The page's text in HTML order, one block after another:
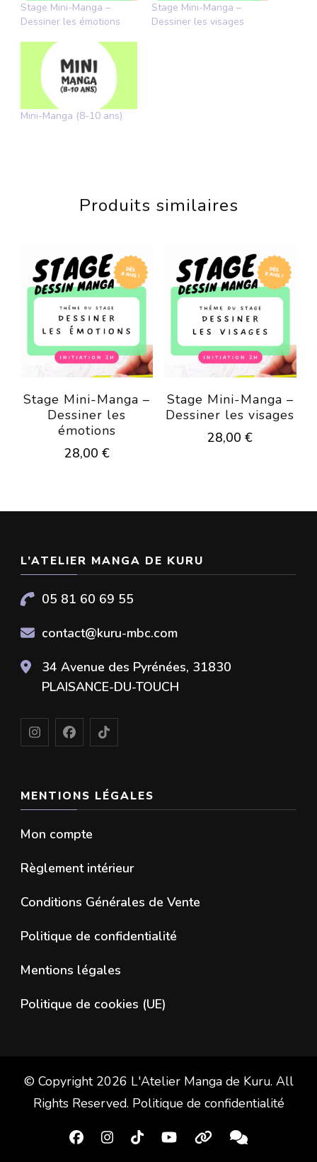
Stage Mini-Manga –
Dessiner les émotions
Stage Mini-Manga –
Dessiner les visages
Mini-Manga (8-10 ans)
Produits similaires
Stage Mini-Manga –
Dessiner les
émotions
28,00 €
plusieurs
variations.
Les
options
être
sur
la
du
produit
Stage Mini-Manga –
Dessiner les visages
28,00€
a
être
produit
L’ATELIER MANGA DE KURU
05 81 60 69 55
contact@kuru-mbc.com
34 Avenue des Pyrénées, 31830
PLAISANCE-DU-TOUCH
MENTIONS LÉGALES
Mon compte
Règlement intérieur
Conditions Générales de Vente
Politique de confidentialité
Mentions légales
Politique de cookies (UE)
© Copyright 2026 L'Atelier Manga de Kuru. All
Rights Reserved. Politique de confidentialité